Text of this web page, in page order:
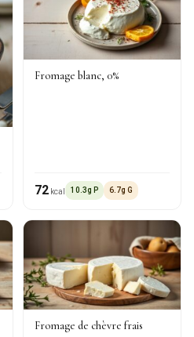
Fromage blanc, 0%
72 kcal 10.3g P 6.7g G
Fromage de chèvre frais